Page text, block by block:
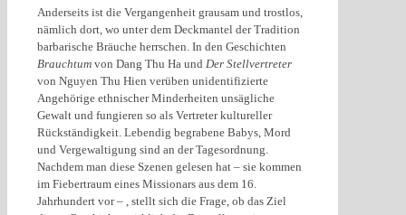
Anderseits ist die Vergangenheit grausam und trostlos,
nämlich dort, wo unter dem Deckmantel der Tradition
barbarische Bräuche herrschen. In den Geschichten
Brauchtum von Dang Thu Ha und Der Stellvertreter
von Nguyen Thu Hien verüben unidentifizierte
Angehörige ethnischer Minderheiten unsägliche
Gewalt und fungieren so als Vertreter kultureller
Rückständigkeit. Lebendig begrabene Babys, Mord
und Vergewaltigung sind an der Tagesordnung.
Nachdem man diese Szenen gelesen hat – sie kommen
im Fiebertraum eines Missionars aus dem 16.
Jahrhundert vor – , stellt sich die Frage, ob das Ziel